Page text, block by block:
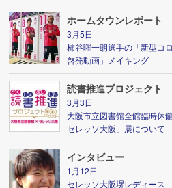
ホームタウンレポート
3月5日
柿谷曜一朗選手の「新型コ
啓発動画」メイキング
読書推進プロジェクト
3月3日
大阪市立図書館全館臨時休
セレッソ大阪」展について
インタビュー
1月12日
セレッソ大阪堺レディース